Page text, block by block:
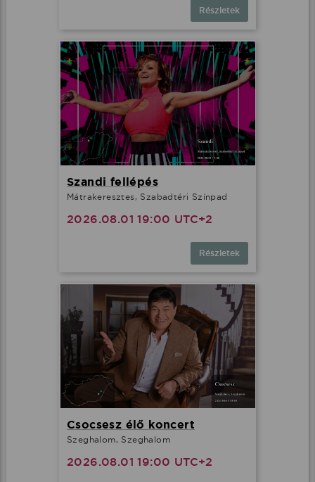
Részletek
Szandi fellépés
Mátrakeresztes, Szabadtéri Színpad
2026.08.01 19:00 UTC+2
Részletek
Csocsesz élő koncert
Szeghalom, Szeghalom
2026.08.01 19:00 UTC+2